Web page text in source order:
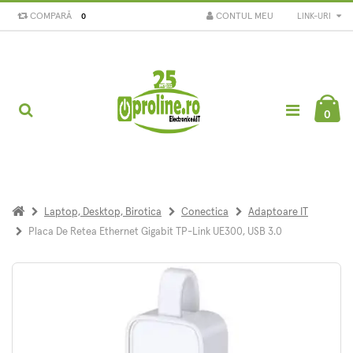
COMPARĂ 0 LINK-URI
CONTUL MEU
0
Laptop, Desktop, Birotica Conectica
Adaptoare IT
Placa De Retea Ethernet Gigabit TP-Link UE300, USB 3.0